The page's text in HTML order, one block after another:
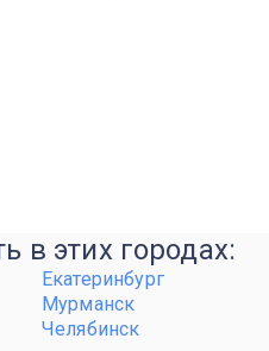
в этих городах:
Екатеринбург
Мурманск
Челябинск